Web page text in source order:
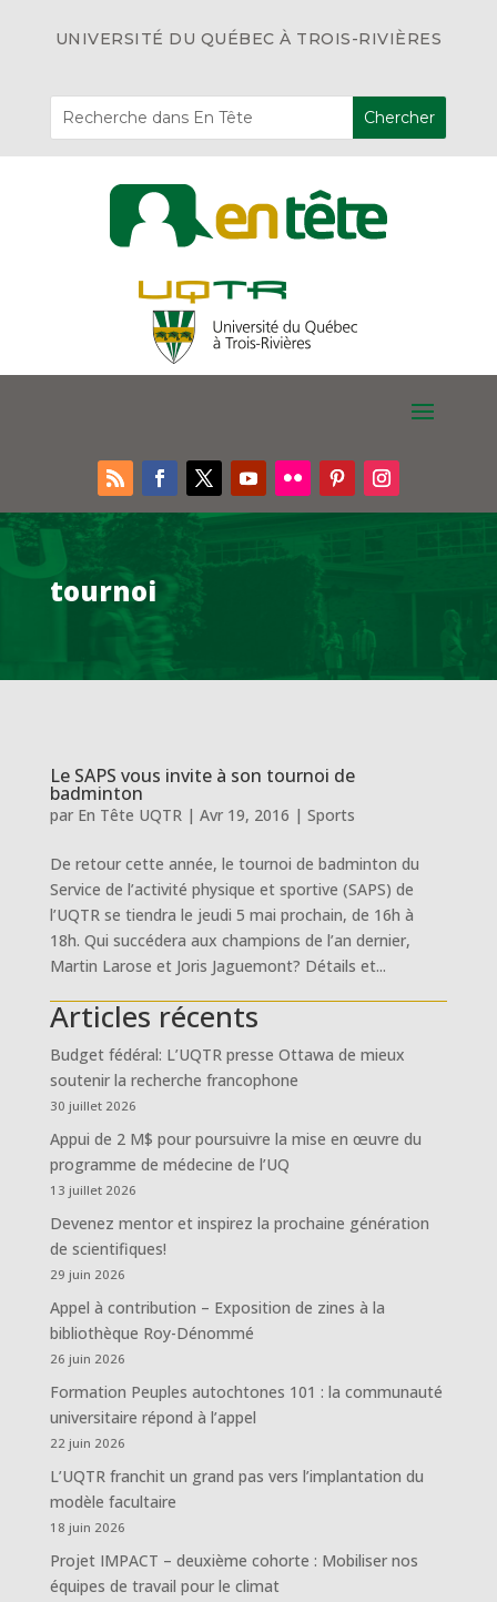
UNIVERSITÉ DU QUÉBEC À TROIS-RIVIÈRES
tournoi
Le SAPS vous invite à son tournoi de
badminton
par En Tête UQTR| Avr 19, 2016 | Sports
De retour cette année, le tournoi de badminton du
Service de l’activité physique et sportive (SAPS) de
l’UQTR se tiendra le jeudi 5 mai prochain, de 16h à
18h. Qui succédera aux champions de l’an dernier,
Martin Larose et Joris Jaguemont? Détails et...
Articles récents
Budget fédéral: L’UQTR presse Ottawa de mieux
soutenir la recherche francophone
30 juillet 2026
Appui de 2 M$ pour poursuivre la mise en œuvre du
programme de médecine de l’UQ
13 juillet 2026
Devenez mentor et inspirez la prochaine génération
de scientifiques!
29 juin 2026
Appel à contribution – Exposition de zines à la
bibliothèque Roy-Dénommé
26 juin 2026
Formation Peuples autochtones 101 : la communauté
universitaire répond à l’appel
22 juin 2026
L’UQTR franchit un grand pas vers l’implantation du
modèle facultaire
18 juin 2026
Projet IMPACT – deuxième cohorte : Mobiliser nos
équipes de travail pour le climat